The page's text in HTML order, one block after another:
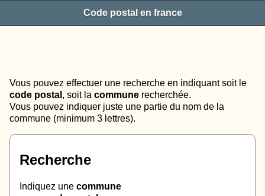
Code postal en france
Vous pouvez effectuer une recherche en indiquant soit le
code postal , soit la commune recherchée.
Vous pouvez indiquer juste une partie du nom de la
commune (minimum 3 lettres).
Recherche
Indiquez une commune